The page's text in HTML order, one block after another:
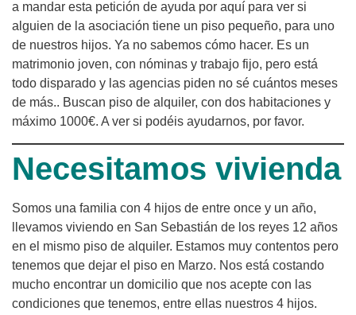
a mandar esta petición de ayuda por aquí para ver si
alguien de la asociación tiene un piso pequeño, para uno
de nuestros hijos. Ya no sabemos cómo hacer. Es un
matrimonio joven, con nóminas y trabajo fijo, pero está
todo disparado y las agencias piden no sé cuántos meses
de más.. Buscan piso de alquiler, con dos habitaciones y
máximo 1000€. A ver si podéis ayudarnos, por favor.
Necesitamos vivienda
Somos una familia con 4 hijos de entre once y un año,
llevamos viviendo en San Sebastián de los reyes 12 años
en el mismo piso de alquiler. Estamos muy contentos pero
tenemos que dejar el piso en Marzo. Nos está costando
mucho encontrar un domicilio que nos acepte con las
condiciones que tenemos, entre ellas nuestros 4 hijos.